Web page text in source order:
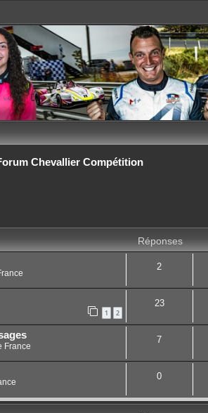
Chevallier Compétition
Réponses
2
1 2
23
France
7
0